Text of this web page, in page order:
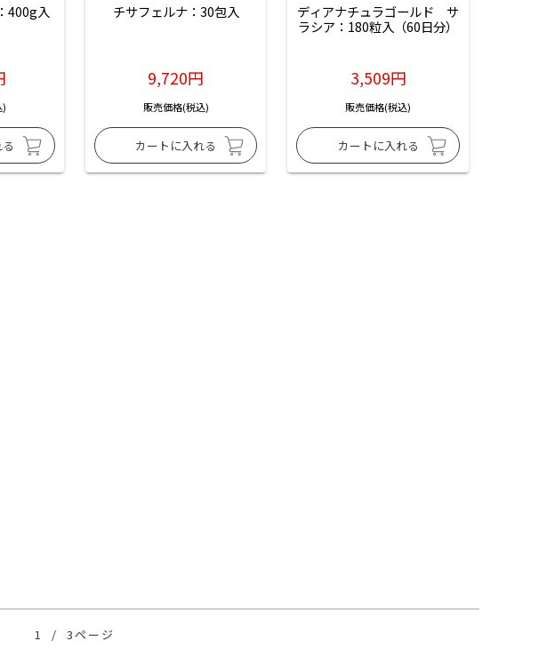
400g入
)
チサフェルナ：30包入
9,720円
販売価格(税込)
ディアナチュラゴールド　サ
ラシア：180粒入（60日分）
3,509円
販売価格(税込)
1 / 3ページ